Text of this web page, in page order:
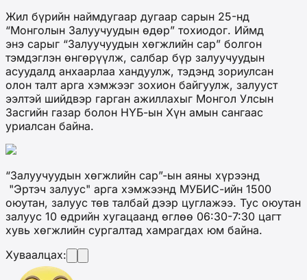
Жил бүрийн наймдугаар дугаар сарын 25-нд
“Монголын Залуучуудын өдөр” тохиодог. Иймд
энэ сарыг “Залуучуудын хөгжлийн сар” болгон
тэмдэглэн өнгөрүүлж, салбар бүр залуучуудын
асуудалд анхаарлаа хандуулж, тэдэнд зориулсан
олон талт арга хэмжээг зохион байгуулж, залууст
ээлтэй шийдвэр гарган ажиллахыг Монгол Улсын
Засгийн газар болон НҮБ-ын Хүн амын сангаас
уриалсан байна.
“Залуучуудын хөгжлийн сар”-ын аяны хүрээнд
"Эртэч залуус" арга хэмжээнд МУБИС-ийн 1500
оюутан, залуус төв талбай дээр цуглажээ. Тус оюутан
залуус 10 өдрийн хугацаанд өглөө 06:30-7:30 цагт
хувь хөгжлийн сургалтад хамрагдах юм байна.
Хуваалцах: